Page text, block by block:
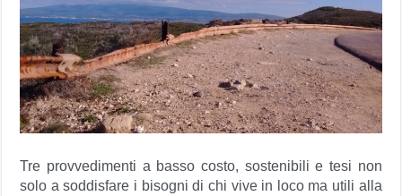
Tre provvedimenti a basso costo, sostenibili e tesi non
solo a soddisfare i bisogni di chi vive in loco ma utili alla